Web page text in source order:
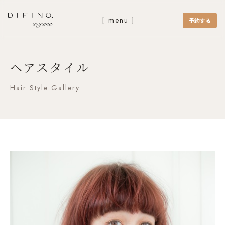
[ menu ] 予約する
ヘアスタイル
Hair Style Gallery